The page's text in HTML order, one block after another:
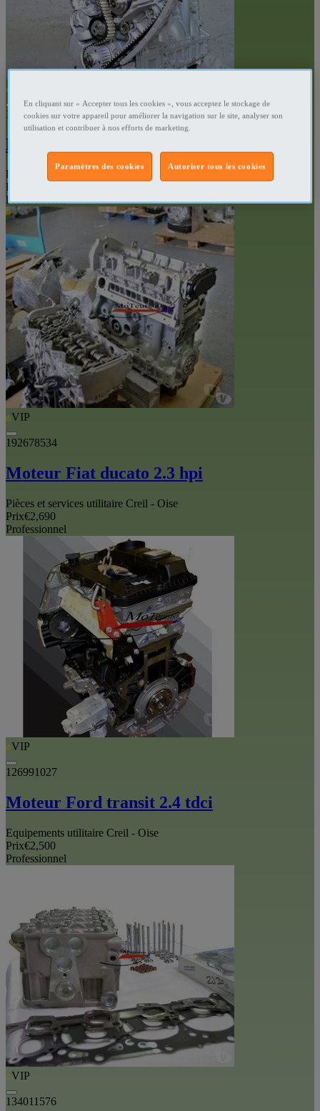
134011236
Moteur Fiat ducato 2.3 multijet
Pièces et services utilitaire Creil - Oise
Prix
Professionnel
VIP
192678534
Moteur Fiat ducato 2.3 hpi
Pièces et services utilitaire Creil - Oise
Prix€2,690
Professionnel
VIP
126991027
Moteur Ford transit 2.4 tdci
Equipements utilitaire Creil - Oise
Prix€2,500
Professionnel
VIP
134011576
En cliquant sur « Accepter tous les cookies », vous acceptez le stockage de
cookies sur votre appareil pour améliorer la navigation sur le site, analyser son
utilisation et contribuer à nos efforts de marketing.
Autoriser tous les cookies
Paramètres des cookies